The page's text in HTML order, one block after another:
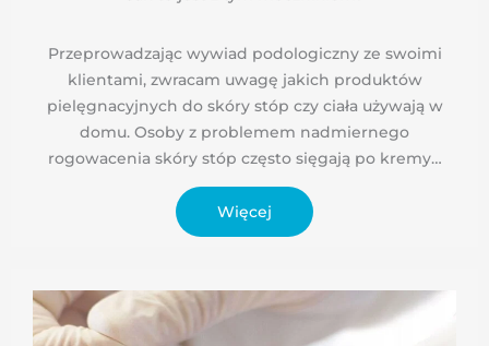
Przeprowadzając wywiad podologiczny ze swoimi
klientami, zwracam uwagę jakich produktów
pielęgnacyjnych do skóry stóp czy ciała używają w
domu. Osoby z problemem nadmiernego
rogowacenia skóry stóp często sięgają po kremy…
Więcej